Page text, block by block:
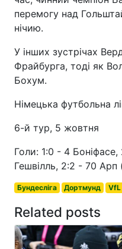
перемогу над
нічию.
У інших зустрічах
Фрайбурга, тоді як
Бохум.
Німецька футбольна
6-й тур, 5 жовтня
Голи: 1:0 - 4
Гешвілль, 2:2 - 70 Арп
Бундесліга Дортмунд VfL
Related posts